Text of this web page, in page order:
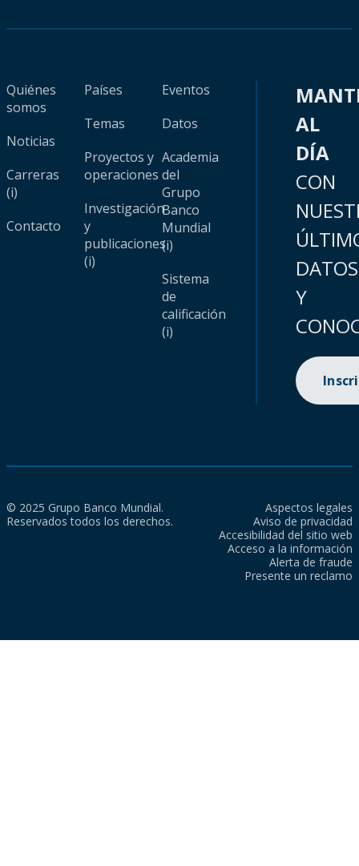
Quiénes
somos
Noticias
Carreras
(i)
Contacto
Países
Temas
Proyectos y
operaciones
Investigación
y
publicaciones
(i)
Eventos
Datos
Academia
del
Grupo
Banco
Mundial
(i)
Sistema
de
calificación
(i)
AL
DÍA
CON
DATOS
Y
© 2025 Grupo Banco Mundial.
Reservados todos los derechos.
Aspectos legales
Aviso de privacidad
Accesibilidad del sitio web
Acceso a la información
Alerta de fraude
Presente un reclamo